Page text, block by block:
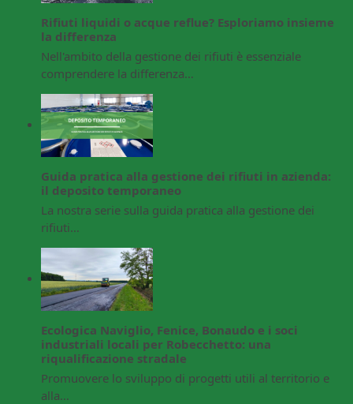
Rifiuti liquidi o acque reflue? Esploriamo insieme
la differenza
Nell'ambito della gestione dei rifiuti è essenziale
comprendere la differenza…
Guida pratica alla gestione dei rifiuti in azienda:
il deposito temporaneo
La nostra serie sulla guida pratica alla gestione dei
rifiuti…
Ecologica Naviglio, Fenice, Bonaudo e i soci
industriali locali per Robecchetto: una
riqualificazione stradale
Promuovere lo sviluppo di progetti utili al territorio e
alla…